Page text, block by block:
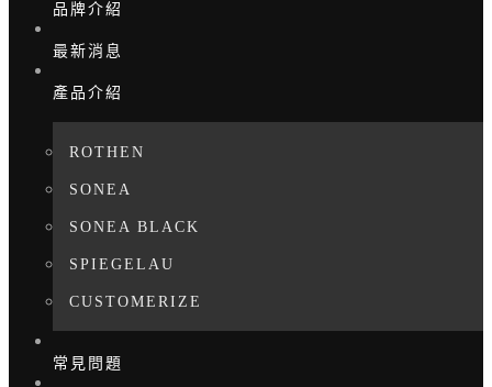
品牌介紹
最新消息
產品介紹
ROTHEN
SONEA
SONEA BLACK
SPIEGELAU
CUSTOMERIZE
常見問題